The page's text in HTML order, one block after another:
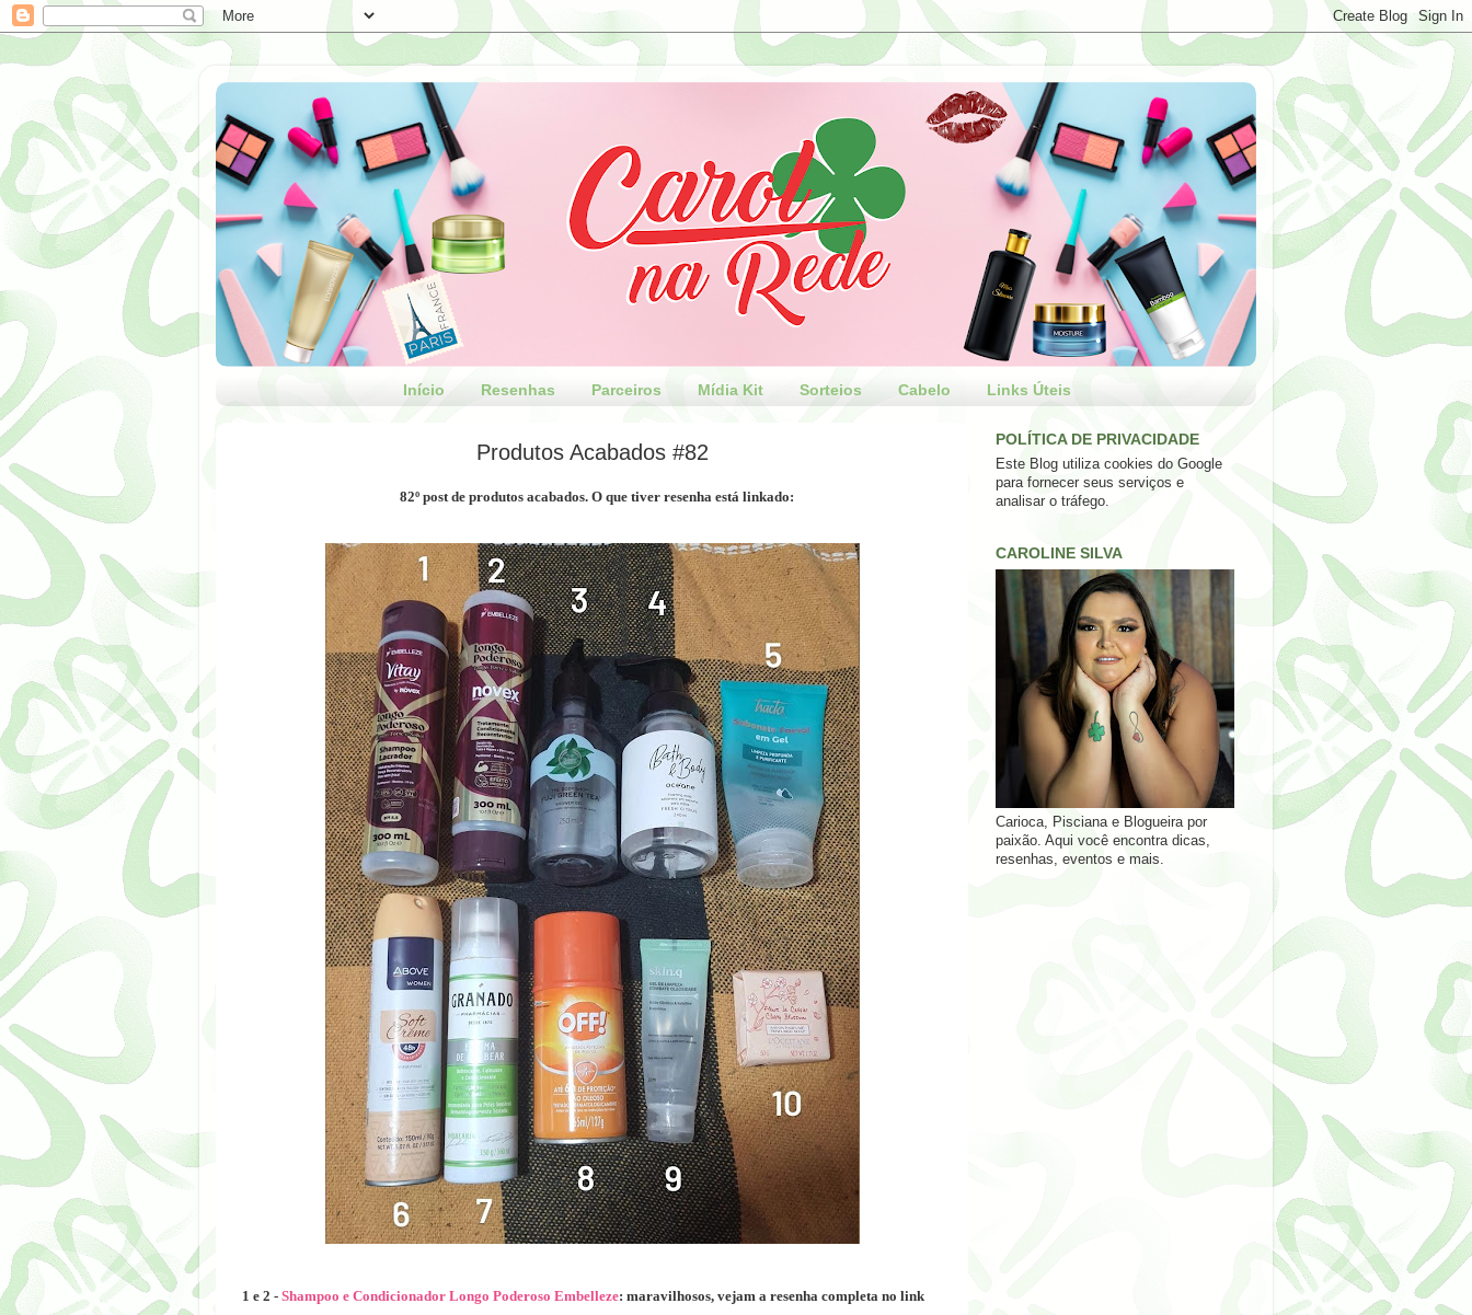
Início Resenhas Parceiros Mídia Kit Sorteios Cabelo Links Úteis
Produtos Acabados #82
82º post de produtos acabados. O que tiver resenha está linkado:
1 e 2 - Shampoo e Condicionador Longo Poderoso Embelleze: maravilhosos, vejam a resenha completa no link
POLÍTICA DE PRIVACIDADE
Este Blog utiliza cookies do Google
para fornecer seus serviços e
analisar o tráfego.
CAROLINE SILVA
Carioca, Pisciana e Blogueira por
paixão. Aqui você encontra dicas,
resenhas, eventos e mais.